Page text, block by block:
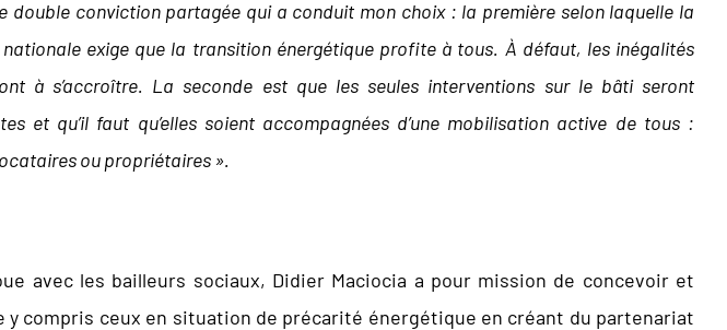
double conviction partagée qui a conduit mon choix : la première selon laquelle la
exige que la transition énergétique profite à tous. À défaut, les inégalités
à s’accroître. La seconde est que les seules interventions sur le bâti seront
et qu’il faut qu’elles soient accompagnées d’une mobilisation active de tous :
ou propriétaires ».
avec les bailleurs sociaux, Didier Maciocia a pour mission de concevoir et
compris ceux en situation de précarité énergétique en créant du partenariat